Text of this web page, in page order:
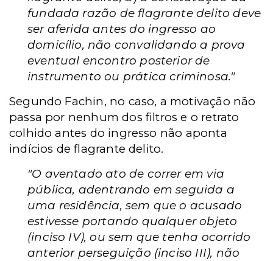
fundada razão de flagrante delito deve
ser aferida antes do ingresso ao
domicílio, não convalidando a prova
eventual encontro posterior de
instrumento ou prática criminosa."
Segundo Fachin, no caso, a motivação não
passa por nenhum dos filtros e o retrato
colhido antes do ingresso não aponta
indícios de flagrante delito.
"O aventado ato de correr em via
pública, adentrando em seguida a
uma residência, sem que o acusado
estivesse portando qualquer objeto
(inciso IV), ou sem que tenha ocorrido
anterior perseguição (inciso III), não